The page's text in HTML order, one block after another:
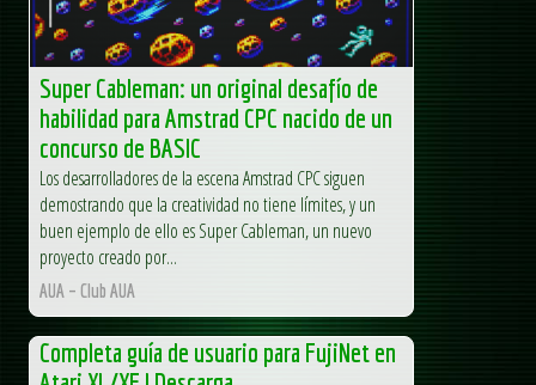
Super Cableman: un original desafío de
habilidad para Amstrad CPC nacido de un
concurso de BASIC
Los desarrolladores de la escena Amstrad CPC siguen
demostrando que la creatividad no tiene límites, y un
buen ejemplo de ello es Super Cableman, un nuevo
proyecto creado por...
AUA – Club AUA
Completa guía de usuario para FujiNet en